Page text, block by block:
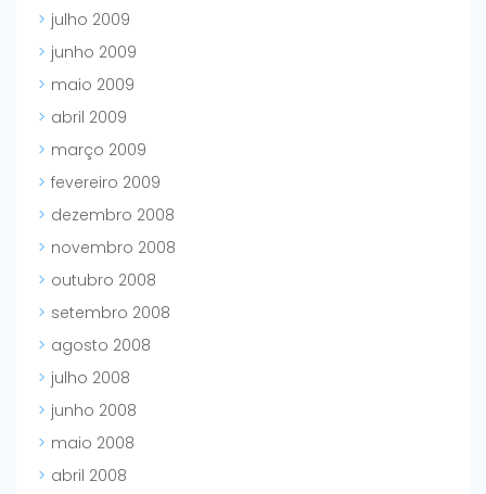
julho 2009
junho 2009
maio 2009
abril 2009
março 2009
fevereiro 2009
dezembro 2008
novembro 2008
outubro 2008
setembro 2008
agosto 2008
julho 2008
junho 2008
maio 2008
abril 2008